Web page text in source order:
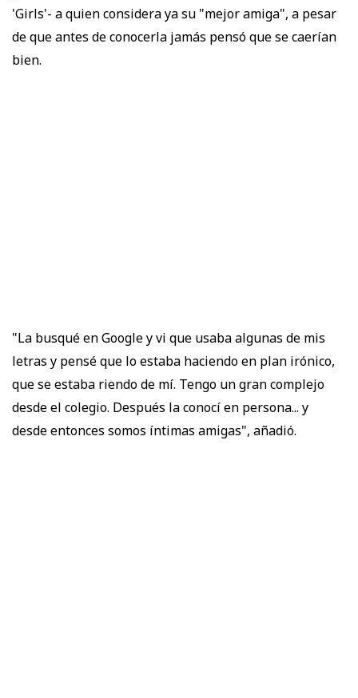
'Girls'- a quien considera ya su "mejor amiga", a pesar
de que antes de conocerla jamás pensó que se caerían
bien.
"La busqué en Google y vi que usaba algunas de mis
letras y pensé que lo estaba haciendo en plan irónico,
que se estaba riendo de mí. Tengo un gran complejo
desde el colegio. Después la conocí en persona... y
desde entonces somos íntimas amigas", añadió.